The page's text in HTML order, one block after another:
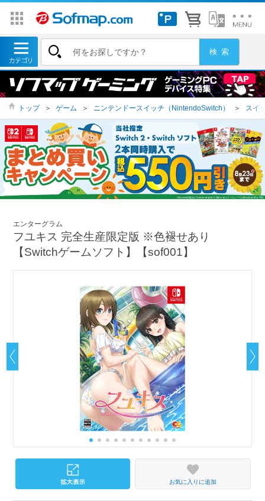
トップ ＞ ゲーム ＞ ニンテンドースイッチ（NintendoSwitch） ＞ スイ
エンターグラム
フユキス 完全生産限定版 ※色褪せあり
【Switchゲームソフト】【sof001】
お気に入りに追加